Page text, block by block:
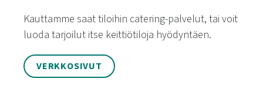
Kauttamme saat tiloihin catering-palvelut, tai voit
luoda tarjoilut itse keittiötiloja hyödyntäen.
VERKKOSIVUT